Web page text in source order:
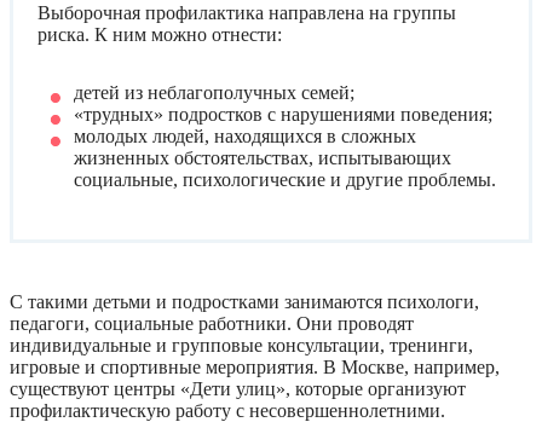
Выборочная профилактика направлена на группы
риска. К ним можно отнести:
детей из неблагополучных семей;
«трудных» подростков с нарушениями поведения;
молодых людей, находящихся в сложных
жизненных обстоятельствах, испытывающих
социальные, психологические и другие проблемы.
С такими детьми и подростками занимаются психологи,
педагоги, социальные работники. Они проводят
индивидуальные и групповые консультации, тренинги,
игровые и спортивные мероприятия. В Москве, например,
существуют центры «Дети улиц», которые организуют
профилактическую работу с несовершеннолетними.